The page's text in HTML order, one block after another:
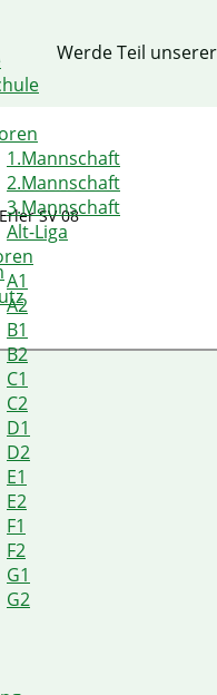
1.Mannschaft
2.Mannschaft
3.Mannschaft
Alt-Liga
A1
A2
B1
B2
C1
C2
D1
D2
E1
E2
F1
F2
G1
G2
Werde Teil
SV 08